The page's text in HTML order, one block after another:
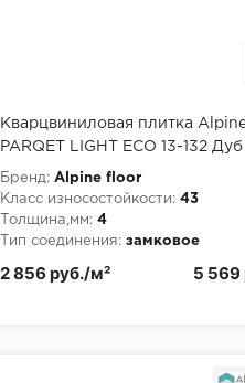
Кварцвиниловая плитка
PARQET LIGHT ЕСО 13-132 Дуб
Селена
Бренд: Alpine floor
Класс износостойкости: 43
Толщина,мм: 4
Тип соединения: замковое
2 856 руб./м² 5 569